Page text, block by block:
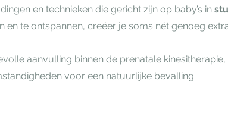
en technieken die gericht zijn op baby’s in
en te ontspannen, creëer je soms nét genoeg
aanvulling binnen de prenatale
voor een natuurlijke bevalling.